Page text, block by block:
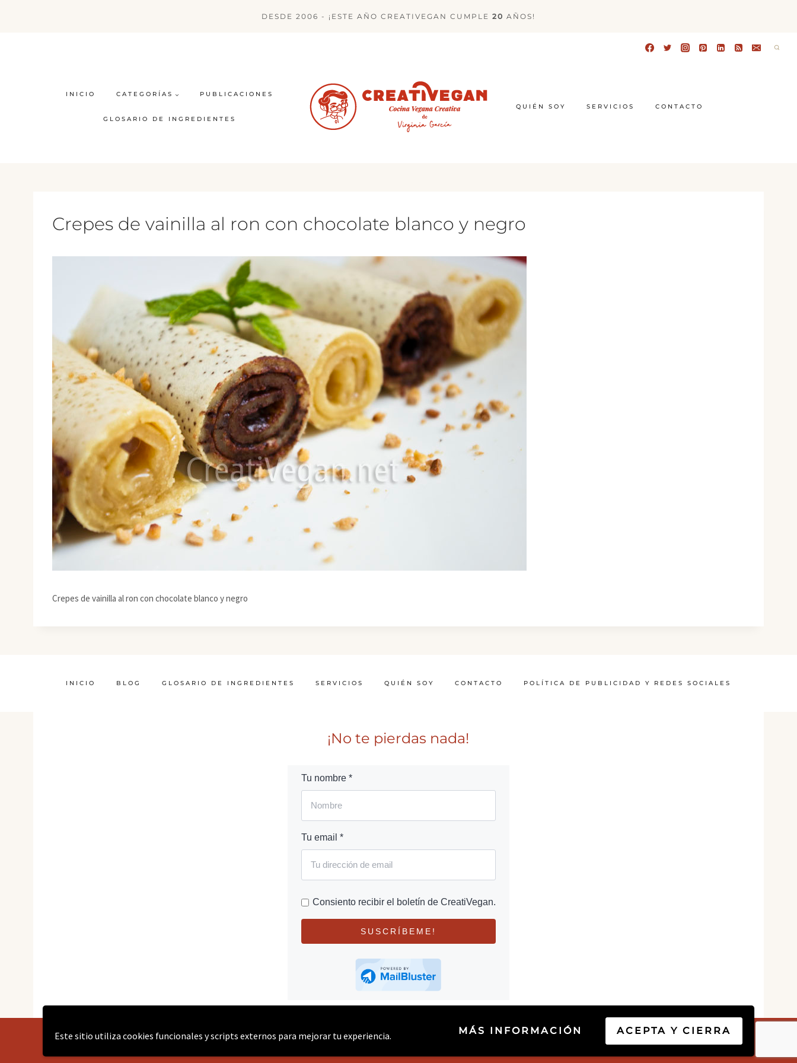
Este sitio utiliza cookies funcionales y scripts externos para mejorar tu experiencia. MÁS INFORMACIÓN ACEPTA Y CIERRA
DESDE 2006 - ¡ESTE AÑO CREATIVEGAN CUMPLE 20 AÑOS!
INICIO CATEGORÍAS PUBLICACIONES
GLOSARIO DE INGREDIENTES
QUIÉN SOY SERVICIOS CONTACTO
Crepes de vainilla al ron con chocolate blanco y negro
Crepes de vainilla al ron con chocolate blanco y negro
INICIO BLOG GLOSARIO DE INGREDIENTES SERVICIOS QUIÉN SOY CONTACTO POLÍTICA DE PUBLICIDAD Y REDES SOCIALES
¡No te pierdas nada!
Tu nombre *
Tu email *
Consiento recibir el boletín de CreatiVegan.
SUSCRÍBEME!
© 2026 CREATIVEGAN.NET